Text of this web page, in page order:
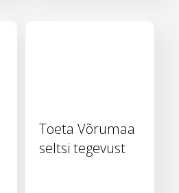
Toeta Võrumaa
seltsi tegevust